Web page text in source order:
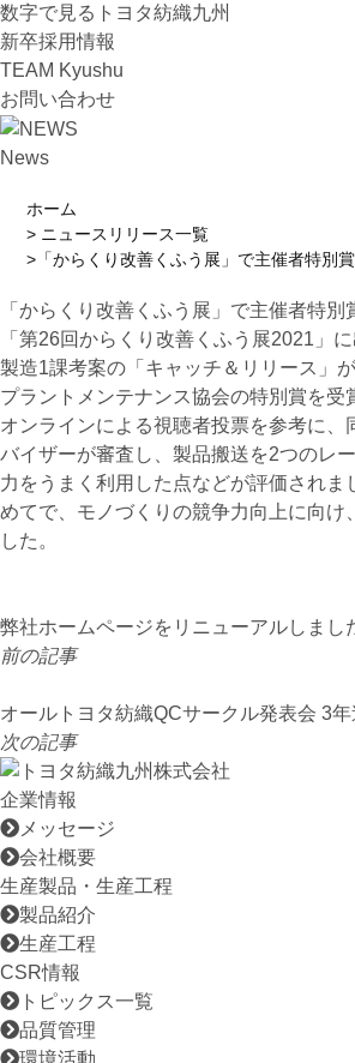
数字で見るトヨタ紡織九州
新卒採用情報
TEAM Kyushu
お問い合わせ
News
ホーム
ニュースリリース一覧
「からくり改善くふう展」で主催者特別
「からくり改善くふう展」で主催者特別
「第26回からくり改善くふう展2021」
製造1課考案の「キャッチ＆リリース」
プラントメンテナンス協会の特別賞を受
オンラインによる視聴者投票を参考に、
バイザーが審査し、製品搬送を2つのレ
力をうまく利用した点などが評価されま
めてで、モノづくりの競争力向上に向け
した。
弊社ホームページをリニューアルしまし
前の記事
オールトヨタ紡織QCサークル発表会 3
次の記事
企業情報
メッセージ
会社概要
生産製品・生産工程
製品紹介
生産工程
CSR情報
トピックス一覧
品質管理